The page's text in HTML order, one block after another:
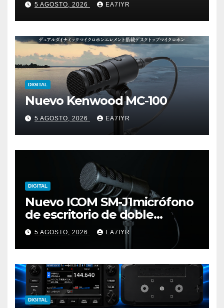
5 AGOSTO, 2026 EA7IYR
DIGITAL
Nuevo Kenwood MC-100
5 AGOSTO, 2026 EA7IYR
DIGITAL
Nuevo ICOM SM-J1micrófono
de escritorio de doble
elemento premium
5 AGOSTO, 2026 EA7IYR
DIGITAL